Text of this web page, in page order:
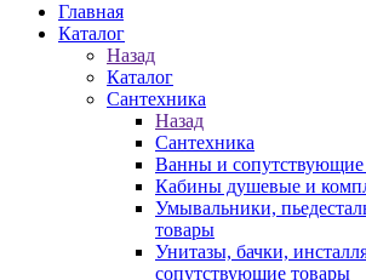
Главная
Каталог
Назад
Каталог
Сантехника
Назад
Сантехника
Ванны и сопутствующие
Кабины душевые и
Умывальники,
товары
Унитазы, бачки,
сопутствующие товары